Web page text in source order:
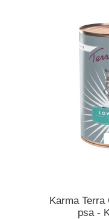
Karma
psa -